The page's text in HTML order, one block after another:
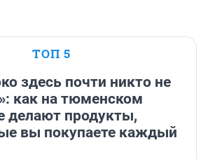
ТОП 5
здесь почти никто не
как на тюменском
делают продукты,
вы покупаете каждый